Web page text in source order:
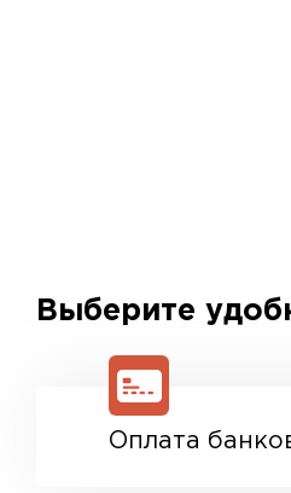
Выберите
Оплата